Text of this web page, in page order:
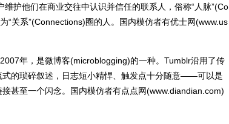
护他们在商业交往中认识并信任的联系人，俗称“人脉”(Co
“关系”(Connections)圈的人。国内模仿者有优士网(www.us
年，是微博客(microblogging)的一种。Tumblr沿用了传
式的琐碎叙述，日志短小精悍、触发点十分随意——可以是
甚至一个闪念。国内模仿者有点点网(www.diandian.com)